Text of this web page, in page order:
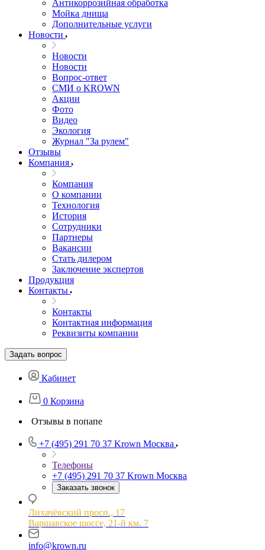
Антикоррозийная обработка
Мойка днища
Дополнительные услуги
Новости
Новости
Новости
Вопрос-ответ
СМИ о KROWN
Акции
Фото
Видео
Экология
Журнал "За рулем"
Отзывы
Компания
Компания
О компании
Технология
История
Сотрудники
Партнеры
Вакансии
Стать дилером
Заключение экспертов
Продукция
Контакты
Контакты
Контактная информация
Реквизиты компании
Задать вопрос
Кабинет
0 Корзина
Отзывы в попапе
+7 (495) 291 70 37 Krown Москва
Телефоны
+7 (495) 291 70 37 Krown Москва
Заказать звонок
Лихачёвский просп., 17
Варшавское шоссе, 21-й км. 7
info@krown.ru